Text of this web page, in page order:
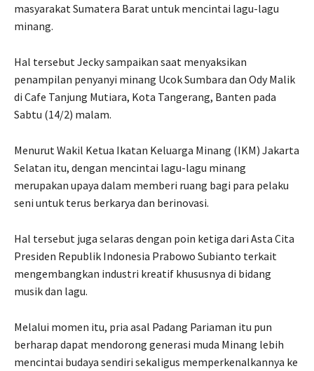
masyarakat Sumatera Barat untuk mencintai lagu-lagu
minang.
Hal tersebut Jecky sampaikan saat menyaksikan
penampilan penyanyi minang Ucok Sumbara dan Ody Malik
di Cafe Tanjung Mutiara, Kota Tangerang, Banten pada
Sabtu (14/2) malam.
Menurut Wakil Ketua Ikatan Keluarga Minang (IKM) Jakarta
Selatan itu, dengan mencintai lagu-lagu minang
merupakan upaya dalam memberi ruang bagi para pelaku
seni untuk terus berkarya dan berinovasi.
Hal tersebut juga selaras dengan poin ketiga dari Asta Cita
Presiden Republik Indonesia Prabowo Subianto terkait
mengembangkan industri kreatif khususnya di bidang
musik dan lagu.
Melalui momen itu, pria asal Padang Pariaman itu pun
berharap dapat mendorong generasi muda Minang lebih
mencintai budaya sendiri sekaligus memperkenalkannya ke